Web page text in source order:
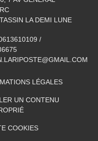
TASSIN LA DEMI LUNE
/
LÉGALES
UN CONTENU
COOKIES